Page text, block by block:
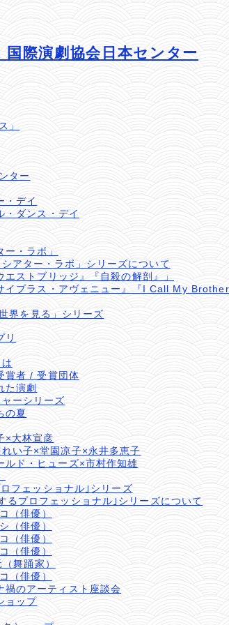
際演劇協会日本センター
」
ター
・デイ
・ダンス・デイ
ー・ラボ」
シアター・ラボ」シリーズについて
ストブリッジ』『自殺の解剖』」
プラス・アヴェニュー』『I Call My
界を見る」シリーズ
リ
賞者 / 受賞団体
た演劇
ーシリーズ
の夏
×大林宣彦
い子×堂園凉子×永井多恵子
ルド・ヒューズ×市村作知雄
フェッショナル｣シリーズ
るプロフェッショナル｣シリーズについて
（俳優）
（俳優）
（俳優）
（俳優）
舞踊家）
（俳優）
禍のアーティスト座談会
ョップ